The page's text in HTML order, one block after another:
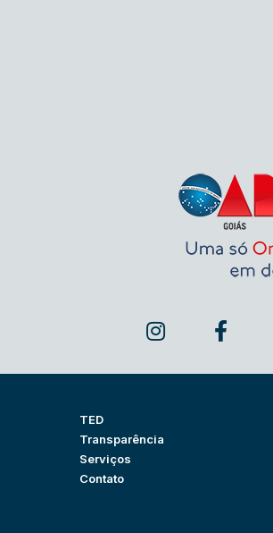
TED
Transparência
Serviços
Contato